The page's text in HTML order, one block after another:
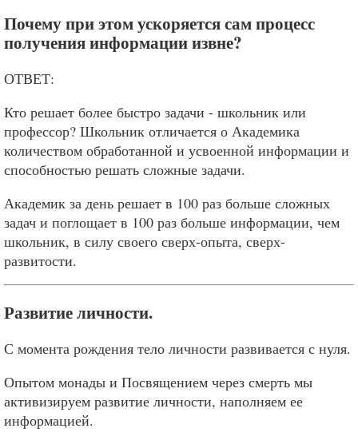
Почему при этом ускоряется сам процесс
получения информации извне?
ОТВЕТ:
Кто решает более быстро задачи - школьник или
профессор? Школьник отличается о Академика
количеством обработанной и усвоенной информации и
способностью решать сложные задачи.
Академик за день решает в 100 раз больше сложных
задач и поглощает в 100 раз больше информации, чем
школьник, в силу своего сверх-опыта, сверх-
развитости.
Развитие личности.
С момента рождения тело личности развивается с нуля.
Опытом монады и Посвящением через смерть мы
активизируем развитие личности, наполняем ее
информацией.